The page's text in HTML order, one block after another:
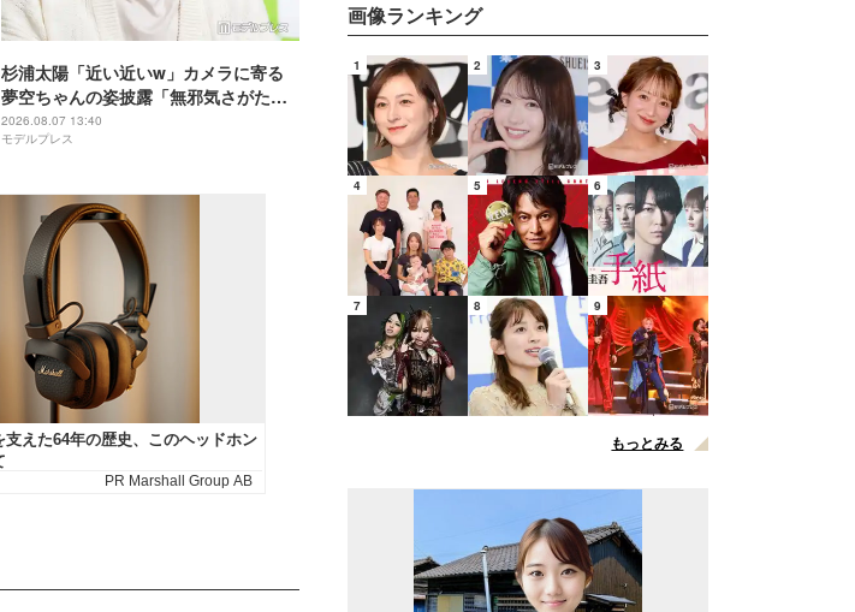
杉浦太陽「近い近いw」カメラに寄る
夢空ちゃんの姿披露「無邪気さがたま
らない」「全てが愛おしい」の声
2026.08.07 13:40
モデルプレス
画像ランキング
1 2 3
4 5 6
7 8 9
もっとみる